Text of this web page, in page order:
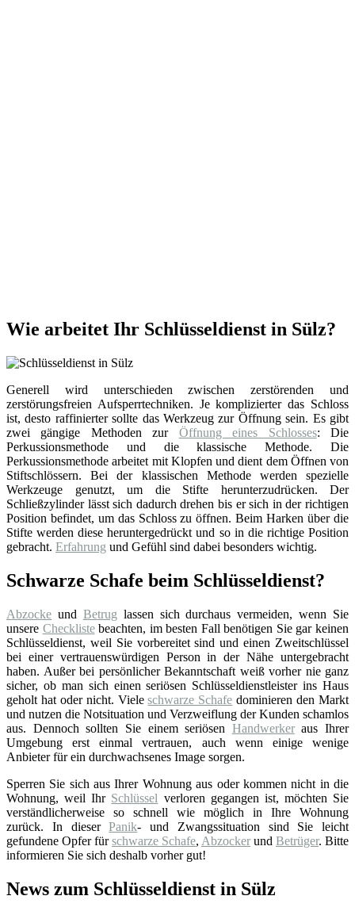
Wie arbeitet Ihr Schlüsseldienst in Sülz?
Generell wird unterschieden zwischen zerstörenden und
zerstörungsfreien Aufsperrtechniken. Je komplizierter das Schloss
ist, desto raffinierter sollte das Werkzeug zur Öffnung sein. Es gibt
zwei gängige Methoden zur Öffnung eines Schlosses: Die
Perkussionsmethode und die klassische Methode. Die
Perkussionsmethode arbeitet mit Klopfen und dient dem Öffnen von
Stiftschlössern. Bei der klassischen Methode werden spezielle
Werkzeuge genutzt, um die Stifte herunterzudrücken. Der
Schließzylinder lässt sich dadurch drehen bis er sich in der richtigen
Position befindet, um das Schloss zu öffnen. Beim Harken über die
Stifte werden diese heruntergedrückt und so in die richtige Position
gebracht. Erfahrung und Gefühl sind dabei besonders wichtig.
Schwarze Schafe beim Schlüsseldienst?
Abzocke und Betrug lassen sich durchaus vermeiden, wenn Sie
unsere Checklistebeachten, im besten Fall benötigen Sie gar keinen
Schlüsseldienst, weil Sie vorbereitet sind und einen Zweitschlüssel
bei einer vertrauenswürdigen Person in der Nähe untergebracht
haben. Außer bei persönlicher Bekanntschaft weiß vorher nie ganz
sicher, ob man sich einen seriösen Schlüsseldienstleister ins Haus
geholt hat oder nicht. Vieleschwarze Schafe dominieren den Markt
und nutzen die Notsituation und Verzweiflung der Kunden schamlos
aus. Dennoch sollten Sie einem seriösen Handwerkeraus Ihrer
Umgebung erst einmal vertrauen, auch wenn einige wenige
Anbieter für ein durchwachsenes Image sorgen.
Sperren Sie sich aus Ihrer Wohnung aus oder kommen nicht in die
Wohnung, weil Ihr Schlüssel verloren gegangen ist, möchten Sie
verständlicherweise so schnell wie möglich in Ihre Wohnung
zurück. In dieserPanik- und Zwangssituation sind Sie leicht
gefundene Opfer fürschwarze Schafe, Abzocker und Betrüger. Bitte
informieren Sie sich deshalb vorher gut!
News zum Schlüsseldienst in Sülz